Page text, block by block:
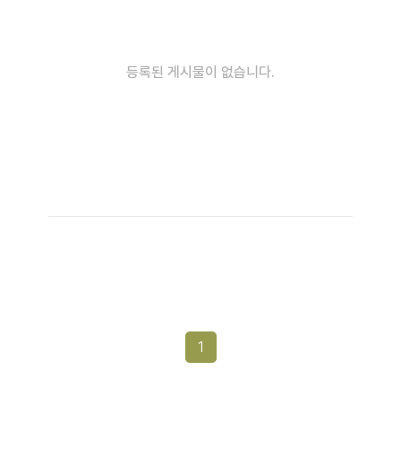
등록된 게시물이 없습니다.
1